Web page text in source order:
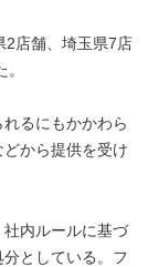
2店舗、埼玉県7店
るにもかかわら
から提供を受け
内ルールに基づ
としている。フ